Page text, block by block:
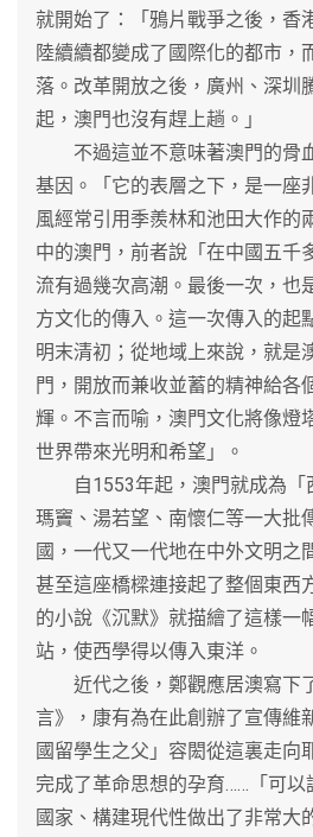
就開始了：「鴉片戰爭之後，香
陸續續都變成了國際化的都市，
落。改革開放之後，廣州、深圳
起，澳門也沒有趕上趟。」
不過這並不意味著澳門的骨
基因。「它的表層之下，是一座
風經常引用季羨林和池田大作的
中的澳門，前者說「在中國五千
流有過幾次高潮。最後一次，也
方文化的傳入。這一次傳入的起
明末清初；從地域上來說，就是
門，開放而兼收並蓄的精神給各
輝。不言而喻，澳門文化將像燈
世界帶來光明和希望」。
自1553年起，澳門就成為「
瑪竇、湯若望、南懷仁等一大批
國，一代又一代地在中外文明之
甚至這座橋樑連接起了整個東西
的小說《沉默》就描繪了這樣一
站，使西學得以傳入東洋。
近代之後，鄭觀應居澳寫下
言》，康有為在此創辦了宣傳維
國留學生之父」容閎從這裏走向
完成了革命思想的孕育……「可
國家、構建現代性做出了非常大